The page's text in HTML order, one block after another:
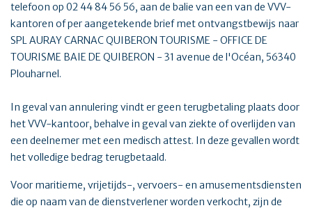
telefoon op 02 44 84 56 56, aan de balie van een van de VVV-
kantoren of per aangetekende brief met ontvangstbewijs naar
SPL AURAY CARNAC QUIBERON TOURISME - OFFICE DE
TOURISME BAIE DE QUIBERON - 31 avenue de l'Océan, 56340
Plouharnel.
In geval van annulering vindt er geen terugbetaling plaats door
het VVV-kantoor, behalve in geval van ziekte of overlijden van
een deelnemer met een medisch attest. In deze gevallen wordt
het volledige bedrag terugbetaald.
Voor maritieme, vrijetijds-, vervoers- en amusementsdiensten
die op naam van de dienstverlener worden verkocht, zijn de